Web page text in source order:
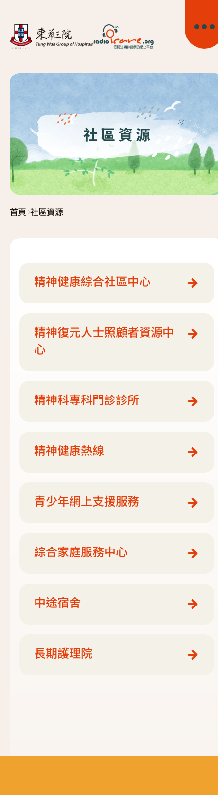
首頁
關於我們
精神健康資訊
精神疾病資訊
社區資源
東華心靈幹線
精神復元人士照顧者資源庫
實務照顧技巧
照顧者自我關懷貼士
「歇一歇」照顧者資源中心
社區資源
聯絡我們
社區資源
首頁>社區資源
精神健康綜合社區中心
精神復元人士照顧者資源中
心
精神科專科門診診所
精神健康熱線
青少年網上支援服務
綜合家庭服務中心
中途宿舍
長期護理院